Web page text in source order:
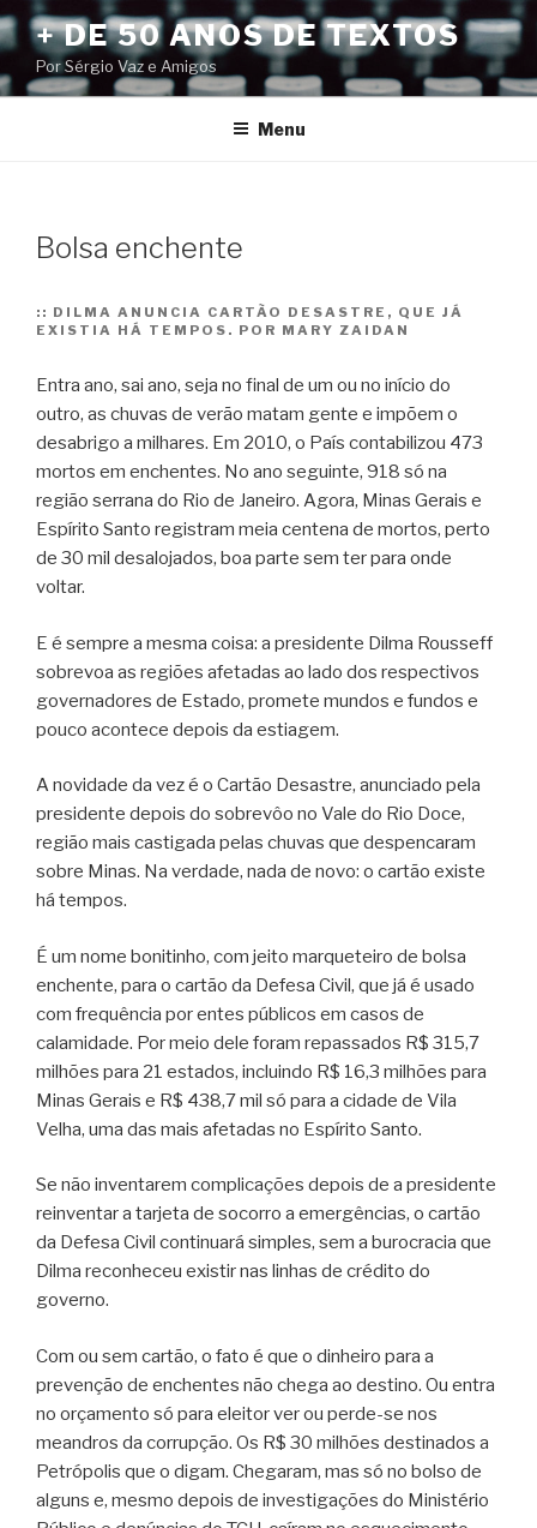
Pular
para
o
conteúdo
+ DE 50 ANOS DE TEXTOS
Por Sérgio Vaz e Amigos
Menu
Bolsa enchente
:: DILMA ANUNCIA CARTÃO DESASTRE, QUE JÁ
EXISTIA HÁ TEMPOS. POR MARY ZAIDAN
Entra ano, sai ano, seja no final de um ou no início do
outro, as chuvas de verão matam gente e impõem o
desabrigo a milhares. Em 2010, o País contabilizou 473
mortos em enchentes. No ano seguinte, 918 só na
região serrana do Rio de Janeiro. Agora, Minas Gerais e
Espírito Santo registram meia centena de mortos, perto
de 30 mil desalojados, boa parte sem ter para onde
voltar.
E é sempre a mesma coisa: a presidente Dilma Rousseff
sobrevoa as regiões afetadas ao lado dos respectivos
governadores de Estado, promete mundos e fundos e
pouco acontece depois da estiagem.
A novidade da vez é o Cartão Desastre, anunciado pela
presidente depois do sobrevôo no Vale do Rio Doce,
região mais castigada pelas chuvas que despencaram
sobre Minas. Na verdade, nada de novo: o cartão existe
há tempos.
É um nome bonitinho, com jeito marqueteiro de bolsa
enchente, para o cartão da Defesa Civil, que já é usado
com frequência por entes públicos em casos de
calamidade. Por meio dele foram repassados R$ 315,7
milhões para 21 estados, incluindo R$ 16,3 milhões para
Minas Gerais e R$ 438,7 mil só para a cidade de Vila
Velha, uma das mais afetadas no Espírito Santo.
Se não inventarem complicações depois de a presidente
reinventar a tarjeta de socorro a emergências, o cartão
da Defesa Civil continuará simples, sem a burocracia que
Dilma reconheceu existir nas linhas de crédito do
governo.
Com ou sem cartão, o fato é que o dinheiro para a
prevenção de enchentes não chega ao destino. Ou entra
no orçamento só para eleitor ver ou perde-se nos
meandros da corrupção. Os R$ 30 milhões destinados a
Petrópolis que o digam. Chegaram, mas só no bolso de
alguns e, mesmo depois de investigações do Ministério